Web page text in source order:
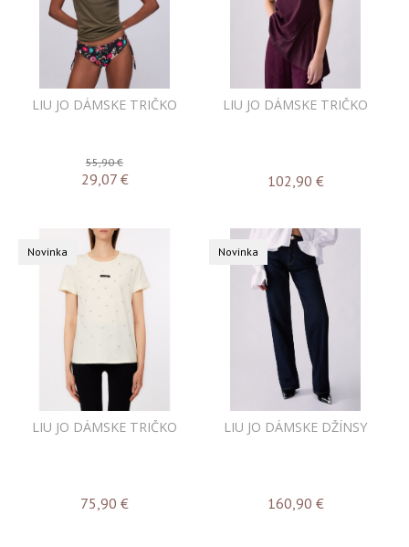
LIU JO DÁMSKE TRIČKO
55,90 €
29,07 €
LIU JO DÁMSKE TRIČKO
102,90 €
Novinka
LIU JO DÁMSKE TRIČKO
75,90 €
Novinka
LIU JO DÁMSKE DŽÍNSY
160,90 €